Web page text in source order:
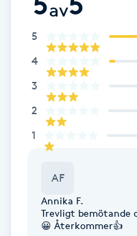
Celluliter
Coachning
Color correction
Cryoterapi
Dermapen
av
5
4
3
2
1
AF
Annika F.
Trevligt bemötande
😀 Återkommer👍